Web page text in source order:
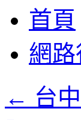
至
要
首頁
網
← 台